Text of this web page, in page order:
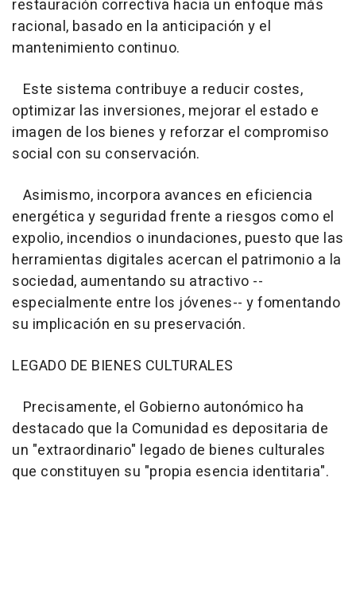
restauración correctiva hacia un enfoque más
racional, basado en la anticipación y el
mantenimiento continuo.
Este sistema contribuye a reducir costes,
optimizar las inversiones, mejorar el estado e
imagen de los bienes y reforzar el compromiso
social con su conservación.
Asimismo, incorpora avances en eficiencia
energética y seguridad frente a riesgos como el
expolio, incendios o inundaciones, puesto que las
herramientas digitales acercan el patrimonio a la
sociedad, aumentando su atractivo --
especialmente entre los jóvenes-- y fomentando
su implicación en su preservación.
LEGADO DE BIENES CULTURALES
Precisamente, el Gobierno autonómico ha
destacado que la Comunidad es depositaria de
un "extraordinario" legado de bienes culturales
que constituyen su "propia esencia identitaria".